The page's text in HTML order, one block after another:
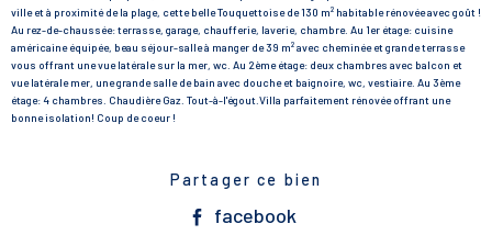
ville et à proximité de la plage, cette belle Touquettoise de 130 m² habitable rénovée avec goût !
Au rez-de-chaussée: terrasse, garage, chaufferie, laverie, chambre. Au 1er étage: cuisine
américaine équipée, beau séjour-salle à manger de 39 m² avec cheminée et grande terrasse
vous offrant une vue latérale sur la mer, wc. Au 2ème étage: deux chambres avec balcon et
vue latérale mer, une grande salle de bain avec douche et baignoire, wc, vestiaire. Au 3ème
étage: 4 chambres. Chaudière Gaz. Tout-à-l'égout.Villa parfaitement rénovée offrant une
bonne isolation! Coup de coeur !
Partager ce bien
facebook